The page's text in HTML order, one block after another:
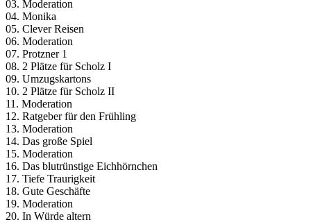
03. Moderation
04. Monika
05. Clever Reisen
06. Moderation
07. Protzner 1
08. 2 Plätze für Scholz I
09. Umzugskartons
10. 2 Plätze für Scholz II
11. Moderation
12. Ratgeber für den Frühling
13. Moderation
14. Das große Spiel
15. Moderation
16. Das blutrünstige Eichhörnchen
17. Tiefe Traurigkeit
18. Gute Geschäfte
19. Moderation
20. In Würde altern